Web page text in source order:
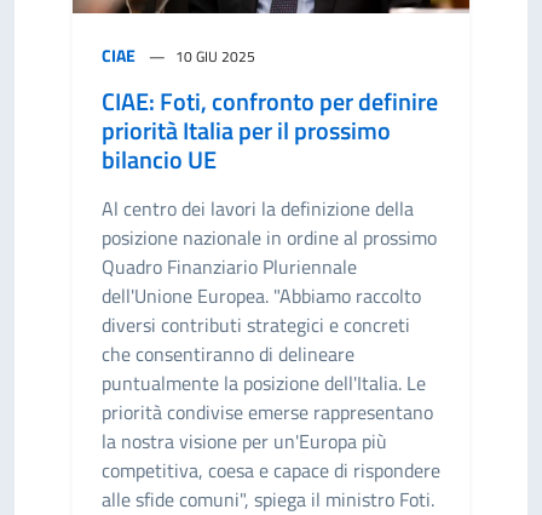
CIAE 10 GIU 2025
CIAE: Foti, confronto per definire
priorità Italia per il prossimo
bilancio UE
Al centro dei lavori la definizione della
posizione nazionale in ordine al prossimo
Quadro Finanziario Pluriennale
dell'Unione Europea. "Abbiamo raccolto
diversi contributi strategici e concreti
che consentiranno di delineare
puntualmente la posizione dell'Italia. Le
priorità condivise emerse rappresentano
la nostra visione per un'Europa più
competitiva, coesa e capace di rispondere
alle sfide comuni", spiega il ministro Foti.